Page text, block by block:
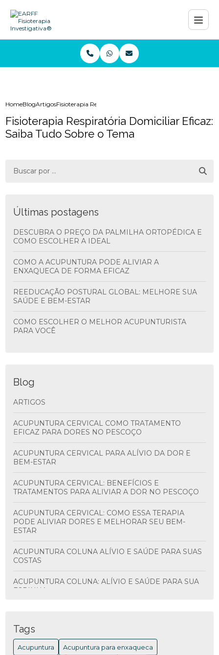
HomeBlogArtigosFisioterapia Respiratória Domiciliar Eficaz: Saiba Tudo
Fisioterapia Respiratória Domiciliar Eficaz:
Saiba Tudo Sobre o Tema
Últimas postagens
DESCUBRA O PREÇO DA PALMILHA ORTOPÉDICA E
COMO ESCOLHER A IDEAL
COMO A ACUPUNTURA PODE ALIVIAR A
ENXAQUECA DE FORMA EFICAZ
REEDUCAÇÃO POSTURAL GLOBAL: MELHORE SUA
SAÚDE E BEM-ESTAR
COMO ESCOLHER O MELHOR ACUPUNTURISTA
PARA VOCÊ
Blog
ARTIGOS
ACUPUNTURA CERVICAL COMO TRATAMENTO
EFICAZ PARA DORES NO PESCOÇO
ACUPUNTURA CERVICAL PARA ALÍVIO DA DOR E
BEM-ESTAR
ACUPUNTURA CERVICAL: BENEFÍCIOS E
TRATAMENTOS PARA ALIVIAR A DOR NO PESCOÇO
ACUPUNTURA CERVICAL: COMO ESSA TERAPIA
PODE ALIVIAR DORES E MELHORAR SEU BEM-
ESTAR
ACUPUNTURA COLUNA ALÍVIO E SAÚDE PARA SUAS
COSTAS
ACUPUNTURA COLUNA: ALÍVIO E SAÚDE PARA SUA
ESPINHA
ACUPUNTURA COLUNA: BENEFÍCIOS E COMO
FUNCIONA PARA ALIVIAR DORES
Tags
Acupuntura Acupuntura para enxaqueca